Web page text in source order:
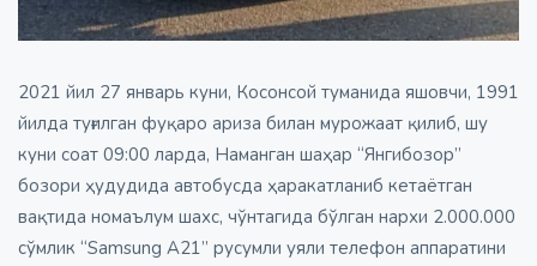
2021 йил 27 январь куни, Косонсой туманида яшовчи, 1991
йилда туғилган фуқаро ариза билан мурожаат қилиб, шу
куни соат 09:00 ларда, Наманган шаҳар “Янгибозор”
бозори ҳудудида автобусда ҳаракатланиб кетаётган
вақтида номаълум шахс, чўнтагида бўлган нархи 2.000.000
сўмлик “Samsung А21” русумли уяли телефон аппаратини